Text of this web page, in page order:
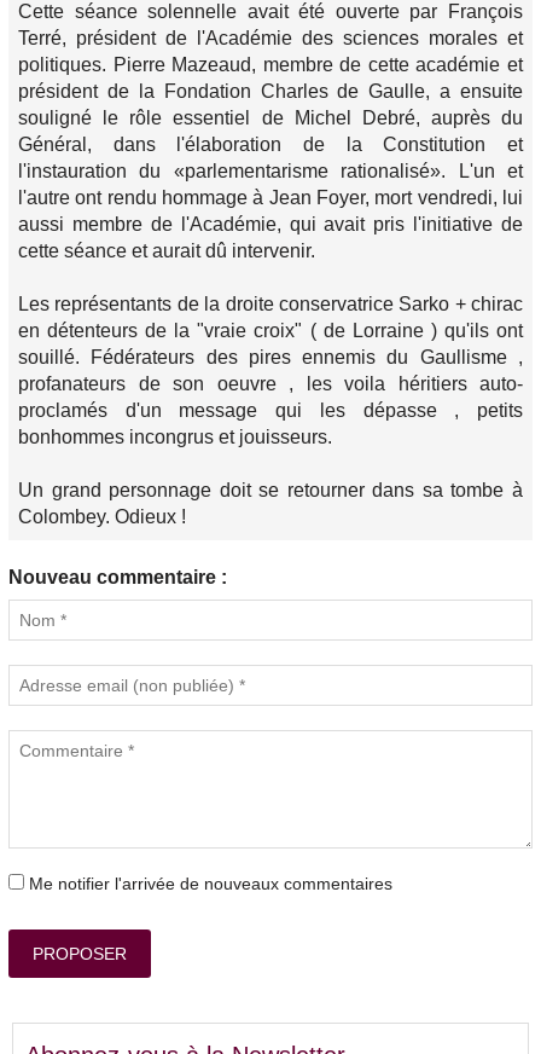
Cette séance solennelle avait été ouverte par François
Terré, président de l'Académie des sciences morales et
politiques. Pierre Mazeaud, membre de cette académie et
président de la Fondation Charles de Gaulle, a ensuite
souligné le rôle essentiel de Michel Debré, auprès du
Général, dans l'élaboration de la Constitution et
l'instauration du «parlementarisme rationalisé». L'un et
l'autre ont rendu hommage à Jean Foyer, mort vendredi, lui
aussi membre de l'Académie, qui avait pris l'initiative de
cette séance et aurait dû intervenir.
Les représentants de la droite conservatrice Sarko + chirac
en détenteurs de la "vraie croix" ( de Lorraine ) qu'ils ont
souillé. Fédérateurs des pires ennemis du Gaullisme ,
profanateurs de son oeuvre , les voila héritiers auto-
proclamés d'un message qui les dépasse , petits
bonhommes incongrus et jouisseurs.
Un grand personnage doit se retourner dans sa tombe à
Colombey. Odieux !
Nouveau commentaire :
Me notifier l'arrivée de nouveaux commentaires
PROPOSER